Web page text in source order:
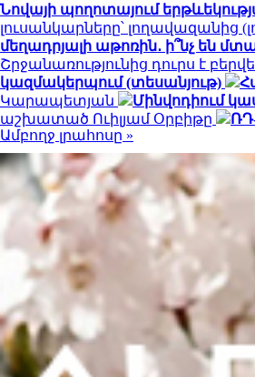
Նովայի պողոտայում
լուսանկարները՝ լողավազանից
մեղադրյալի աթոռին․ ի՞նչ են
Շրջանառությունից դուրս է
կազմակերպում (տեսանյութ)
Կարապետյան
Մինվոդիում
աշխատած Ուիլյամ Օրբիթը
Ամբողջ լրահոսը »